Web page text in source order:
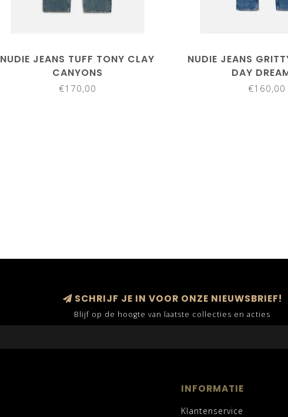
NUDIE JEANS TUFF TONY CLAY
CANYONS
€170,00
NUDIE JEANS
DAY
€160,00
SCHRIJF JE IN VOOR ONZE NIEUWSBRIEF!
Blijf op de hoogte van laatste collecties en acties
INFORMATIE
Klantenservice